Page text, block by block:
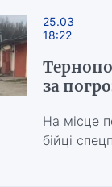
25.03
18:22
за
На місце
бійці